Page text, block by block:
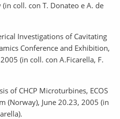
coll. con T. Donateo e A. de
Investigations of Cavitating
Conference and Exhibition,
(in coll. con A.Ficarella, F.
of CHCP Microturbines, ECOS
(Norway), June 20.23, 2005 (in